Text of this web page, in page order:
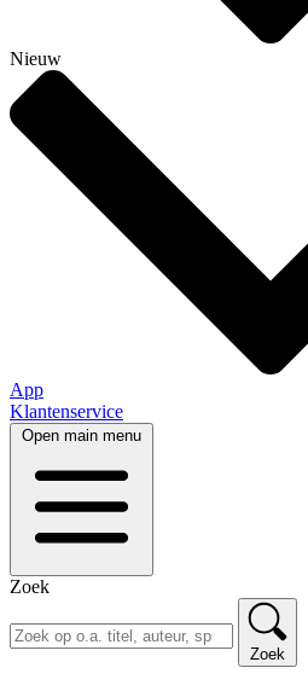
Nieuw
App
Klantenservice
Open main menu
Zoek
Zoek